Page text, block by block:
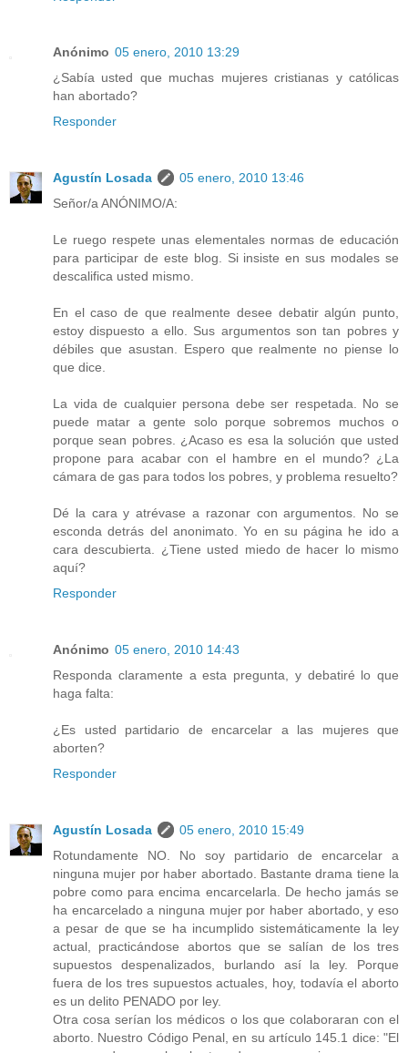
Anónimo 05 enero, 2010 13:29
¿Sabía usted que muchas mujeres cristianas y católicas
han abortado?
Responder
Agustín Losada
05 enero, 2010 13:46
Señor/a ANÓNIMO/A:
Le ruego respete unas elementales normas de educación
para participar de este blog. Si insiste en sus modales se
descalifica usted mismo.
En el caso de que realmente desee debatir algún punto,
estoy dispuesto a ello. Sus argumentos son tan pobres y
débiles que asustan. Espero que realmente no piense lo
que dice.
La vida de cualquier persona debe ser respetada. No se
puede matar a gente solo porque sobremos muchos o
porque sean pobres. ¿Acaso es esa la solución que usted
propone para acabar con el hambre en el mundo? ¿La
cámara de gas para todos los pobres, y problema resuelto?
Dé la cara y atrévase a razonar con argumentos. No se
esconda detrás del anonimato. Yo en su página he ido a
cara descubierta. ¿Tiene usted miedo de hacer lo mismo
aquí?
Responder
Anónimo 05 enero, 2010 14:43
Responda claramente a esta pregunta, y debatiré lo que
haga falta:
¿Es usted partidario de encarcelar a las mujeres que
aborten?
Responder
Agustín Losada
05 enero, 2010 15:49
Rotundamente NO. No soy partidario de encarcelar a
ninguna mujer por haber abortado. Bastante drama tiene la
pobre como para encima encarcelarla. De hecho jamás se
ha encarcelado a ninguna mujer por haber abortado, y eso
a pesar de que se ha incumplido sistemáticamente la ley
actual, practicándose abortos que se salían de los tres
supuestos despenalizados, burlando así la ley. Porque
fuera de los tres supuestos actuales, hoy, todavía el aborto
es un delito PENADO por ley.
Otra cosa serían los médicos o los que colaboraran con el
aborto. Nuestro Código Penal, en su artículo 145.1 dice: "El